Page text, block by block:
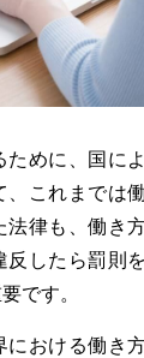
ために、国に
、これまでは
律も、働き
反したら罰則
です。
における働き